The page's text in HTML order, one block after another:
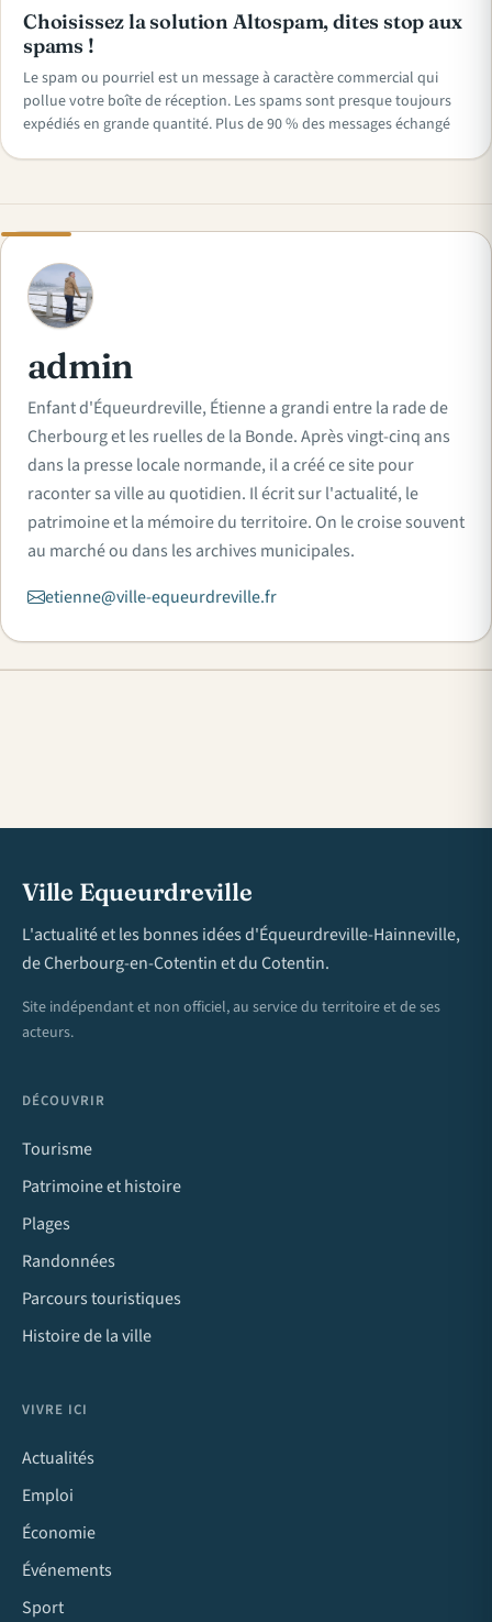
Choisissez la solution Altospam, dites stop aux
spams !
Le spam ou pourriel est un message à caractère commercial qui
pollue votre boîte de réception. Les spams sont presque toujours
expédiés en grande quantité. Plus de 90 % des messages échangé
A
admin
Enfant d'Équeurdreville, Étienne a grandi entre la rade de
Cherbourg et les ruelles de la Bonde. Après vingt-cinq ans
dans la presse locale normande, il a créé ce site pour
raconter sa ville au quotidien. Il écrit sur l'actualité, le
patrimoine et la mémoire du territoire. On le croise souvent
au marché ou dans les archives municipales.
etienne@ville-equeurdreville.fr
Ville Equeurdreville
L'actualité et les bonnes idées d'Équeurdreville-Hainneville,
de Cherbourg-en-Cotentin et du Cotentin.
Site indépendant et non officiel, au service du territoire et de ses
acteurs.
DÉCOUVRIR
Tourisme
Patrimoine et histoire
Plages
Randonnées
Parcours touristiques
Histoire de la ville
VIVRE ICI
Actualités
Emploi
Économie
Événements
Sport